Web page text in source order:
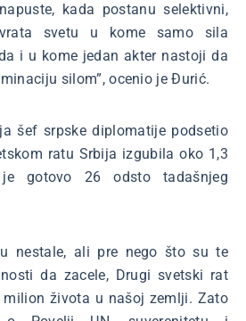
kada postanu selektivni,
svetu u kome samo sila
i u kome jedan akter nastoji da
silom”, ocenio je Đurić.
šef srpske diplomatije podsetio
ratu Srbija izgubila oko 1,3
gotovo 26 odsto tadašnjeg
nestale, ali pre nego što su te
da zacele, Drugi svetski rat
života u našoj zemlji. Zato